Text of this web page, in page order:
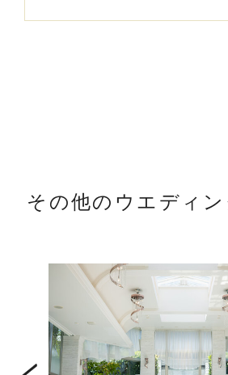
その他のウエディン